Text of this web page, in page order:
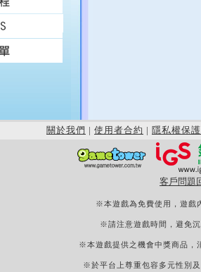
關於我們 | 使用者合約 | 隱私權保護
客戶問題
※本遊戲為免費使用，遊戲
※請注意遊戲時間，避免
※本遊戲提供之機會中獎商品，
※於平台上尊重包容多元性別